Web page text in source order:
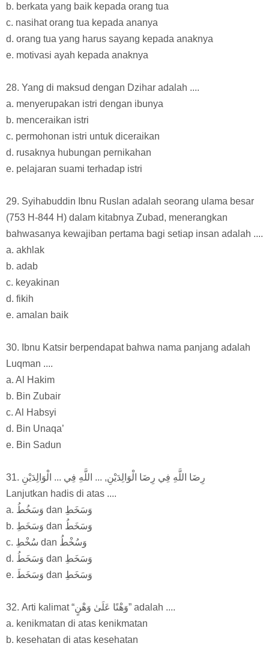
b. berkata yang baik kepada orang tua
c. nasihat orang tua kepada ananya
d. orang tua yang harus sayang kepada anaknya
e. motivasi ayah kepada anaknya
28. Yang di maksud dengan Dzihar adalah ....
a. menyerupakan istri dengan ibunya
b. menceraikan istri
c. permohonan istri untuk diceraikan
d. rusaknya hubungan pernikahan
e. pelajaran suami terhadap istri
29. Syihabuddin Ibnu Ruslan adalah seorang ulama besar
(753 H-844 H) dalam kitabnya Zubad, menerangkan
bahwasanya kewajiban pertama bagi setiap insan adalah ....
a. akhlak
b. adab
c. keyakinan
d. fikih
e. amalan baik
30. Ibnu Katsir berpendapat bahwa nama panjang adalah
Luqman ....
a. Al Hakim
b. Bin Zubair
c. Al Habsyi
d. Bin Unaqa’
e. Bin Sadun
31. رِضَا اللَّهِ فِي رِضَا الْوَالِدَيْنِ, ... اللَّهِ فِي ... الْوَالِدَيْنِ
Lanjutkan hadis di atas ....
a. وَسَخُطُ dan وَسَخَطِ
b. وَسَخَطِ dan وَسَخَطُ
c. سُخْطِ dan وَسُخْطُ
d. وَسَخَطُ dan وَسَخَطِ
e. وَسَخَطَ dan وَسَخَطِ
32. Arti kalimat “وَهْنًا عَلَىٰ وَهْنٍ” adalah ....
a. kenikmatan di atas kenikmatan
b. kesehatan di atas kesehatan